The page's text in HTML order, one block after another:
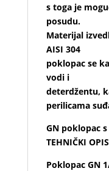
s toga je
posudu.
Materijal
AISI 304
poklopac se
vodi i
deterdžentu,
perilicama
GN poklopac
TEHNIČKI
Poklopac GN